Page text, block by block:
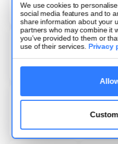
We use cookies to
social media features and to
share information about your
partners who may combine it
you’ve provided to them or
use of their services. Privacy